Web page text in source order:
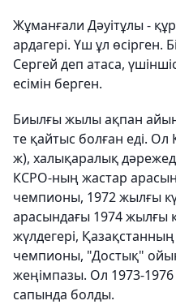
Жұманғали Дәуітұлы -
ардагері. Үш ұл өсірген.
Сергей деп атаса,
есімін берген.
Биылғы жылы ақпан
те қайтыс болған еді.
ж), халықаралық
КСРО-ның жастар
чемпионы, 1972 жылғы
арасындағы 1974 жылғы
жүлдегері,
чемпионы, "Достық"
жеңімпазы. Ол 1973-
сапында болды.